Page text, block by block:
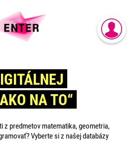
CUP
REGISTRÁCIA
NA TO“
predmetov matematika, geometria,
Vyberte si z našej databázy